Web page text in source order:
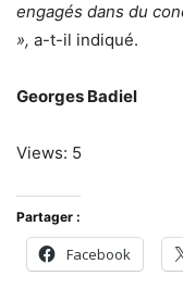
engagés dans du
», a-t-il indiqué.
Georges Badiel
Views: 5
Partager :
Facebook